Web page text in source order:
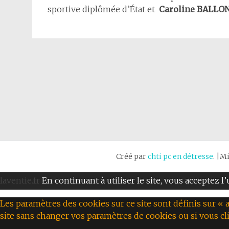
sportive diplômée d’État et Caroline
Créé parchti pc en détresse.
laventie.fr En continuant à utiliser le site, vous acceptez
Les paramètres des cookies sur ce site sont définis sur
site sans changer vos paramètres de cookies ou si vous